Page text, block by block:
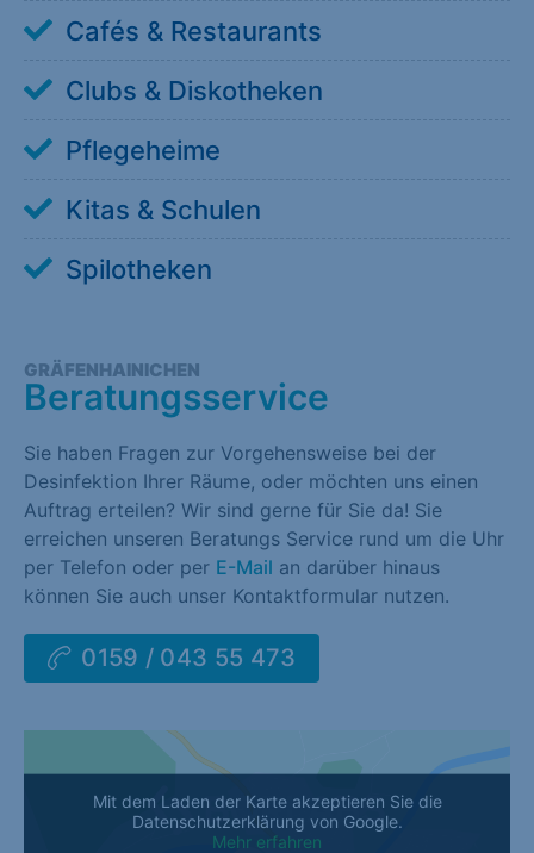
Cafés & Restaurants
Clubs & Diskotheken
Pflegeheime
Kitas & Schulen
Spilotheken
GRÄFENHAINICHEN
Beratungsservice
Sie haben Fragen zur Vorgehensweise bei der
Desinfektion Ihrer Räume, oder möchten uns einen
Auftrag erteilen? Wir sind gerne für Sie da! Sie
erreichen unseren Beratungs Service rund um die Uhr
per Telefon oder per E-Mail an darüber hinaus
können Sie auch unser Kontaktformular nutzen.
0159 / 043 55 473
Mit dem Laden der Karte akzeptieren Sie die
Datenschutzerklärung von Google.
Mehr erfahren